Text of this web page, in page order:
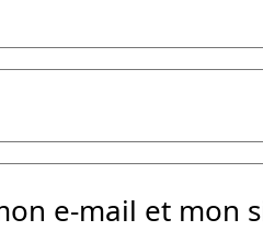
e-mail et mon